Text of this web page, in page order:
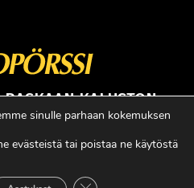
RASKAAN KALUSTON
2017. All Rights Reserved.
sinulle parhaan kokemuksen
evästeistä tai poistaa ne käytöstä